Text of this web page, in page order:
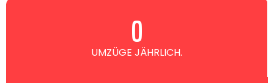
UMZÜGE JÄHRLICH.
0